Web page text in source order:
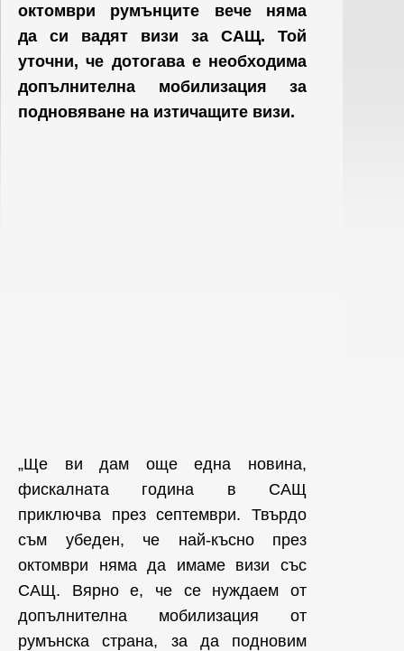
октомври румънците вече няма
да си вадят визи за САЩ. Той
уточни, че дотогава е необходима
допълнителна мобилизация за
подновяване на изтичащите визи.
„Ще ви дам още една новина,
фискалната година в САЩ
приключва през септември. Твърдо
съм убеден, че най-късно през
октомври няма да имаме визи със
САЩ. Вярно е, че се нуждаем от
допълнителна мобилизация от
румънска страна, за да подновим